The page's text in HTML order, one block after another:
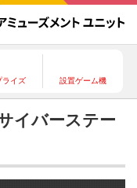
ライズ 設置ゲーム機
イバーステー